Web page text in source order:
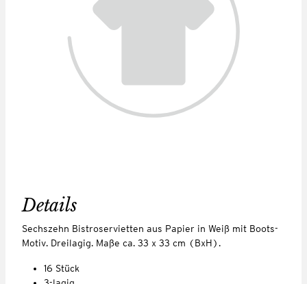
Details
Sechszehn Bistroservietten aus Papier in Weiß mit Boots-
Motiv. Dreilagig. Maße ca. 33 x 33 cm (BxH).
16 Stück